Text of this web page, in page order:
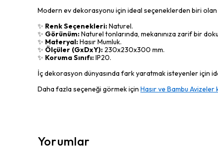
Modern ev dekorasyonu için ideal seçeneklerden biri olan
✨ Renk Seçenekleri:Naturel.
✨ Görünüm:Naturel tonlarında, mekanınıza zarif bir
✨ Materyal:Hasır Mumluk.
✨ Ölçüler (GxDxY): 230x230x300 mm.
✨ Koruma Sınıfı:IP20.
İç dekorasyon dünyasında fark yaratmak isteyenler için
Daha fazla seçeneği görmek için Hasır ve Bambu
Yorumlar